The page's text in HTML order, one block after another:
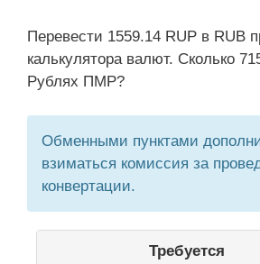
Перевести 1559.14 RUP в RUB
калькулятора валют. Сколько
Рублях ПМР?
Обменными пунктами
взиматься комиссия за
конвертации.
Требуется